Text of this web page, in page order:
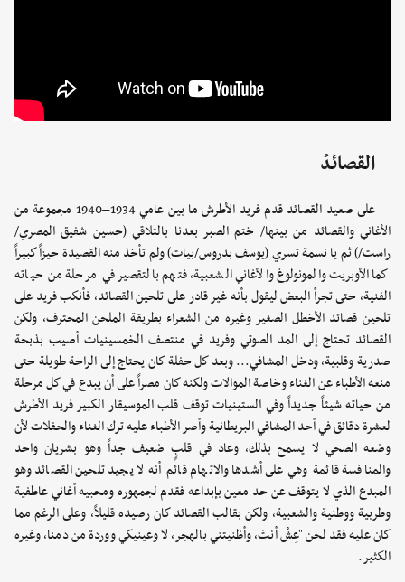
القصائدُ
على صعيد القصائد قدم فريد الأطرش ما بين عامي 1934–1940 مجموعة من
الأغاني والقصائد من بينها/ ختم الصبر بعدنا بالتلاقي (حسين شفيق المصري/
راست/) ثم يا نسمة تسري (يوسف بدروس/بيات) ولم تأخذ منه القصيدة حيزاً كبيراً
كما الأوبريت والمونولوغ والأغاني الشعبية، فتهم بالتقصير في مرحلة من حياته
الفنية، حتى تجرأ البعض ليقول بأنه غير قادر على تلحين القصائد، فأنكب فريد على
تلحين قصائد الأخطل الصغير وغيره من الشعراء بطريقة الملحن المحترف، ولكن
القصائد تحتاج إلى المد الصوتي وفريد في منتصف الخمسينيات أصيب بذبحة
صدرية وقلبية، ودخل المشافي... وبعد كل حفلة كان يحتاج إلى الراحة طويلة حتى
منعه الأطباء عن الغناء وخاصة الموالات ولكنه كان مصراً على أن يبدع في كل مرحلة
من حياته شيئاً جديداً وفي الستينيات توقف قلب الموسيقار الكبير فريد الأطرش
لعشرة دقائق في أحد المشافي البريطانية وأصر الأطباء عليه ترك الغناء والحفلات لأن
وضعه الصحي لا يسمح بذلك، وعاد في قلبٍ ضعيف جداً وهو بشريان واحد
والمنافسة قائمة وهي على أشدها والاتهام قائم أنه لا يجيد تلحين القصائد وهو
المبدع الذي لا يتوقف عن حد معين بإبداعه فقدم لجمهوره ومحبيه أغاني عاطفية
وطربية ووطنية والشعبية، ولكن بقالب القصائد كان رصيده قليلاً، وعلى الرغم مما
كان عليه فقد لحن "عِشْ أنتَ، وأظنيتني بالهجر، لا وعينيكي ووردة من دمنا، وغيره
الكثير.